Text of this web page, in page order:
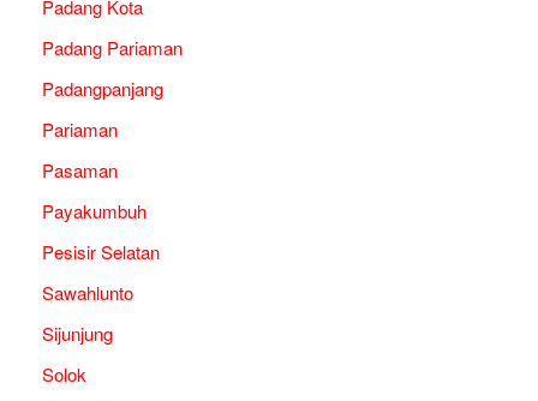
Padang Kota
Padang Pariaman
Padangpanjang
Pariaman
Pasaman
Payakumbuh
Pesisir Selatan
Sawahlunto
Sijunjung
Solok